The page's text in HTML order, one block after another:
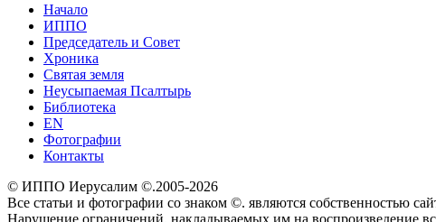
Начало
ИППО
Председатель и Совет
Хроника
Святая земля
Неусыпаемая Псалтырь
Библиотека
EN
Фотографии
Контакты
© ИППО Иерусалим ©.2005-2026
Все статьи и фотографии со знаком ©. являются собственностью
Нарушение ограничений, накладываемых им на воспроизведение